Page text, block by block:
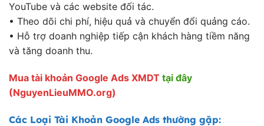
YouTube và các website đối tác.
• Theo dõi chi phí, hiệu quả và chuyển đổi quảng cáo.
• Hỗ trợ doanh nghiệp tiếp cận khách hàng tiềm năng
và tăng doanh thu.
Mua tài khoản Google Ads XMDT tại đây
(NguyenLieuMMO.org)
Các Loại Tài Khoản Google Ads thường gặp: